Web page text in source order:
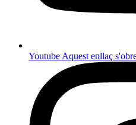
Youtube Aquest enllaç